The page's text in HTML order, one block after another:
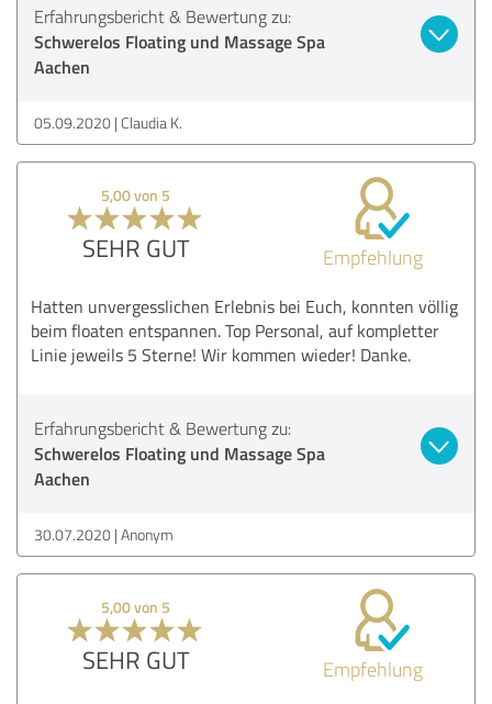
Erfahrungsbericht & Bewertung zu:
Schwerelos Floating und Massage Spa
Aachen
05.09.2020 Claudia K.
5,00 von 5
SEHR GUT Empfehlung
Hatten unvergesslichen Erlebnis bei Euch, konnten völlig
beim floaten entspannen. Top Personal, auf kompletter
Linie jeweils 5 Sterne! Wir kommen wieder! Danke.
Erfahrungsbericht & Bewertung zu:
Schwerelos Floating und Massage Spa
Aachen
30.07.2020 Anonym
5,00 von 5
SEHR GUT Empfehlung